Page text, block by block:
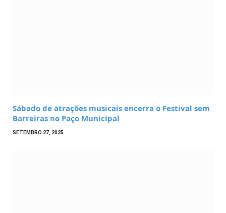
Sábado de atrações musicais encerra o Festival sem
Barreiras no Paço Municipal
SETEMBRO 27, 2025